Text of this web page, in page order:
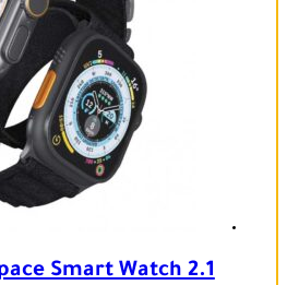
Smart Watch 2.1